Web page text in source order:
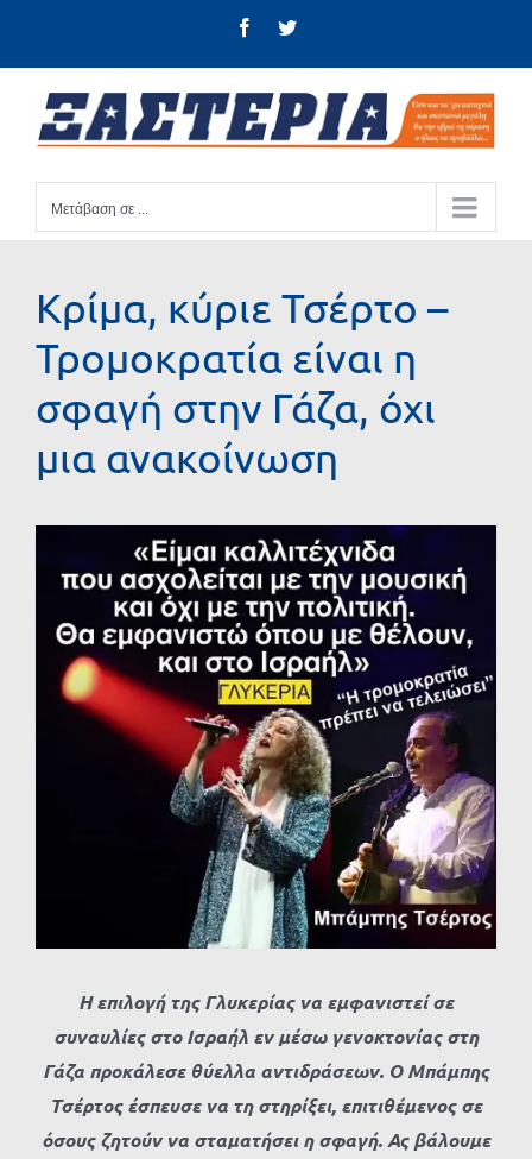
FacebookTwitter
Μετάβαση σε ...
Κρίμα, κύριε Τσέρτο –
Τρομοκρατία είναι η
σφαγή στην Γάζα, όχι
μια ανακοίνωση
μεγαλύτερης
Η επιλογή της Γλυκερίας να εμφανιστεί σε
συναυλίες στο Ισραήλ εν μέσω γενοκτονίας στη
Γάζα προκάλεσε θύελλα αντιδράσεων. Ο Μπάμπης
Τσέρτος έσπευσε να τη στηρίξει, επιτιθέμενος σε
όσους ζητούν να σταματήσει η σφαγή. Ας βάλουμε